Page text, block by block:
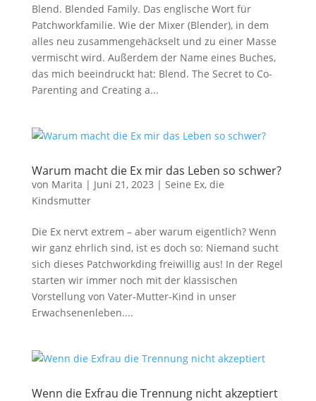
Blend. Blended Family. Das englische Wort für
Patchworkfamilie. Wie der Mixer (Blender), in dem
alles neu zusammengehäckselt und zu einer Masse
vermischt wird. Außerdem der Name eines Buches,
das mich beeindruckt hat: Blend. The Secret to Co-
Parenting and Creating a...
Warum macht die Ex mir das Leben so schwer?
von Marita | Juni 21, 2023 | Seine Ex, die
Kindsmutter
Die Ex nervt extrem – aber warum eigentlich? Wenn
wir ganz ehrlich sind, ist es doch so: Niemand sucht
sich dieses Patchworkding freiwillig aus! In der Regel
starten wir immer noch mit der klassischen
Vorstellung von Vater-Mutter-Kind in unser
Erwachsenenleben....
Wenn die Exfrau die Trennung nicht akzeptiert